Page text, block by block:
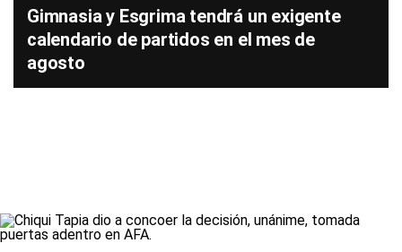
Gimnasia y Esgrima tendrá un exigente
calendario de partidos en el mes de
agosto